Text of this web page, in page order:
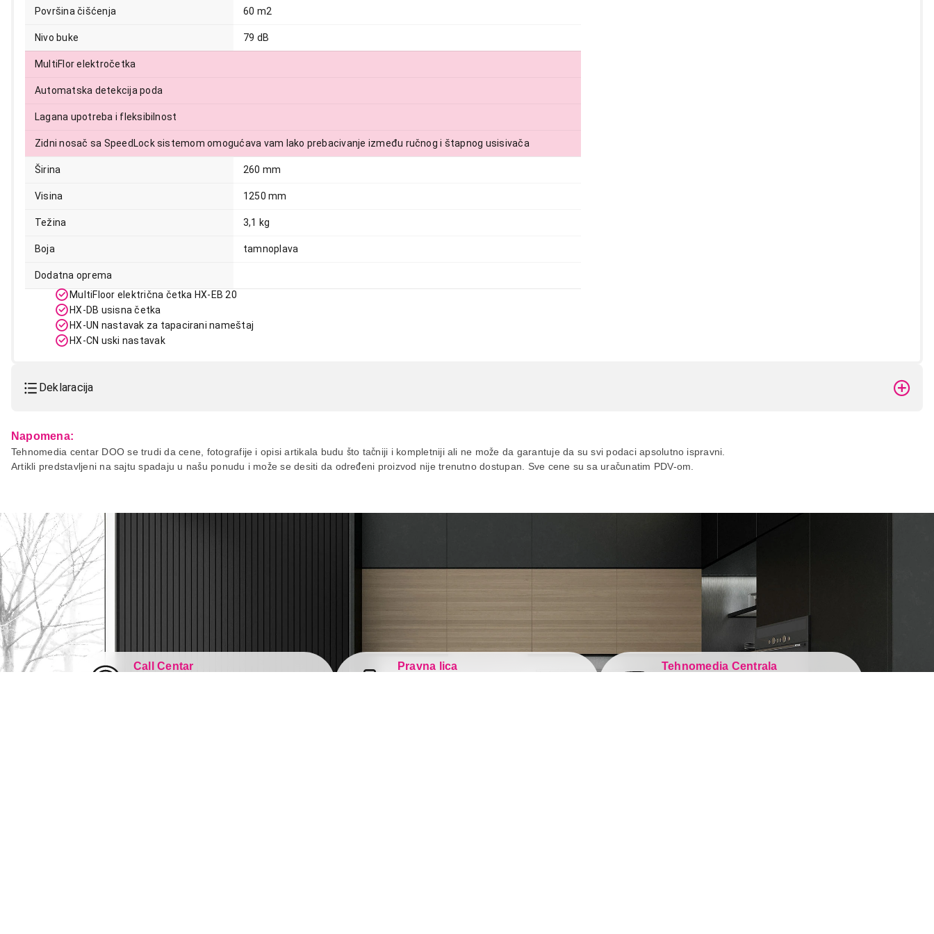
Površina čišćenja 60 m2
Nivo buke 79 dB
MultiFlor elektročetka
Automatska detekcija poda
Lagana upotreba i fleksibilnost
Zidni nosač sa SpeedLock sistemom omogućava vam lako prebacivanje između ručnog i štapnog usisivača
Širina 260 mm
Visina 1250 mm
Težina 3,1 kg
Boja tamnoplava
Dodatna oprema
MultiFloor električna četka HX-EB 20
HX-DB usisna četka
HX-UN nastavak za tapacirani nameštaj
HX-CN uski nastavak
Deklaracija
Naziv i vrsta robe:
USISIVAC
Uvoznik:
Miele d.o.o.
Napomena:
Tehnomedia centar DOO se trudi da cene, fotografije i opisi artikala budu što tačniji i kompletniji ali ne može da garantuje da su svi podaci apsolutno ispravni.
Artikli predstavljeni na sajtu spadaju u našu ponudu i može se desiti da određeni proizvod nije trenutno dostupan. Sve cene su sa uračunatim PDV-om.
Call Centar Pravna lica Tehnomedia Centrala